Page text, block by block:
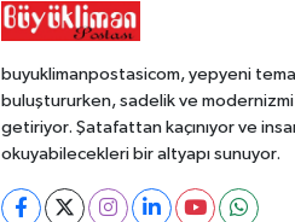
buyuklimanpostasicom, yepyeni
buluştururken, sadelik ve
getiriyor. Şatafattan kaçınıyor ve
okuyabilecekleri bir altyapı sunuyor.